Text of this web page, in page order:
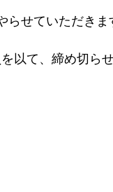
せていただきます
以て、締め切ら